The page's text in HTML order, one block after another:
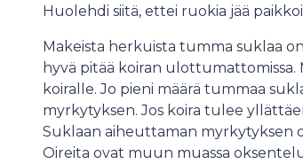
Huolehdi siitä, ettei ruokia jää
Makeista herkuista tumma suklaa
hyvä pitää koiran ulottumattomissa.
koiralle. Jo pieni määrä tummaa
myrkytyksen. Jos koira tulee
Suklaan aiheuttaman myrkytyksen
Oireita ovat muun muassa